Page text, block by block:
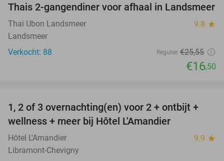
35%
Thais 2-gangendiner voor afhaal in Landsmeer
Thai Ubon Landsmeer 9.8 star
Landsmeer
Verkocht: 88
Regulier €25,55
€16,50
32%
TODAY
1, 2 of 3 overnachting(en) voor 2 + ontbijt +
wellness + meer bij Hôtel L'Amandier
Hôtel L'Amandier 9.9 star
Libramont-Chevigny